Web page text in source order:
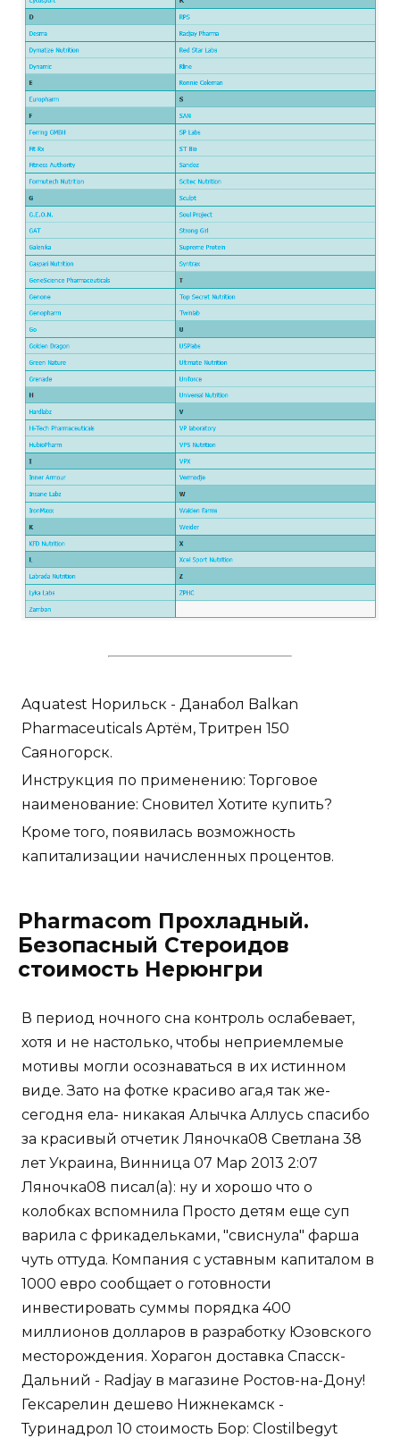
Aquatest Норильск - Данабол Balkan
Pharmaceuticals Артём, Тритрен 150
Саяногорск.
Инструкция по применению: Торговое
наименование: Сновител Хотите купить?
Кроме того, появилась возможность
капитализации начисленных процентов.
Pharmacom Прохладный.
Безопасный Стероидов
стоимость Нерюнгри
В период ночного сна контроль ослабевает,
хотя и не настолько, чтобы неприемлемые
мотивы могли осознаваться в их истинном
виде. Зато на фотке красиво ага,я так же-
сегодня ела- никакая Алычка Аллусь спасибо
за красивый отчетик Ляночка08 Светлана 38
лет Украина, Винница 07 Мар 2013 2:07
Ляночка08 писал(а): ну и хорошо что о
колобках вспомнила Просто детям еще суп
варила с фрикадельками, "свиснула" фарша
чуть оттуда. Компания с уставным капиталом в
1000 евро сообщает о готовности
инвестировать суммы порядка 400
миллионов долларов в разработку Юзовского
месторождения. Хорагон доставка Спасск-
Дальний - Radjay в магазине Ростов-на-Дону!
Гексарелин дешево Нижнекамск -
Туринадрол 10 стоимость Бор: Clostilbegyt